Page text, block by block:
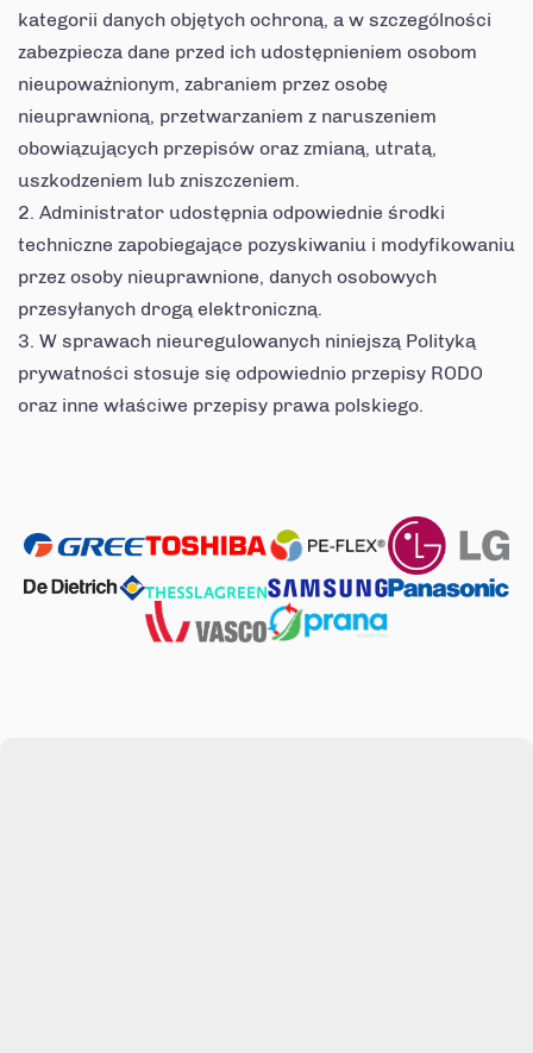
kategorii danych objętych ochroną, a w szczególności
zabezpiecza dane przed ich udostępnieniem osobom
nieupoważnionym, zabraniem przez osobę
nieuprawnioną, przetwarzaniem z naruszeniem
obowiązujących przepisów oraz zmianą, utratą,
uszkodzeniem lub zniszczeniem.
Administrator udostępnia odpowiednie środki
techniczne zapobiegające pozyskiwaniu i modyfikowaniu
przez osoby nieuprawnione, danych osobowych
przesyłanych drogą elektroniczną.
W sprawach nieuregulowanych niniejszą Polityką
prywatności stosuje się odpowiednio przepisy RODO
oraz inne właściwe przepisy prawa polskiego.